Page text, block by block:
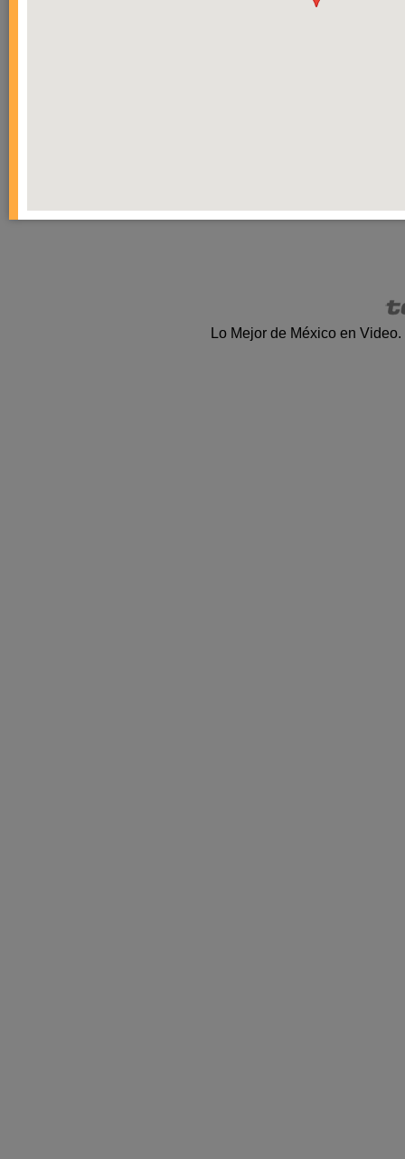
Lo Mejor de México en